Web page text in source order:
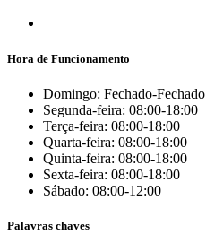
Hora de Funcionamento
Domingo: Fechado-Fechado
Segunda-feira: 08:00-18:00
Terça-feira: 08:00-18:00
Quarta-feira: 08:00-18:00
Quinta-feira: 08:00-18:00
Sexta-feira: 08:00-18:00
Sábado: 08:00-12:00
Palavras chaves